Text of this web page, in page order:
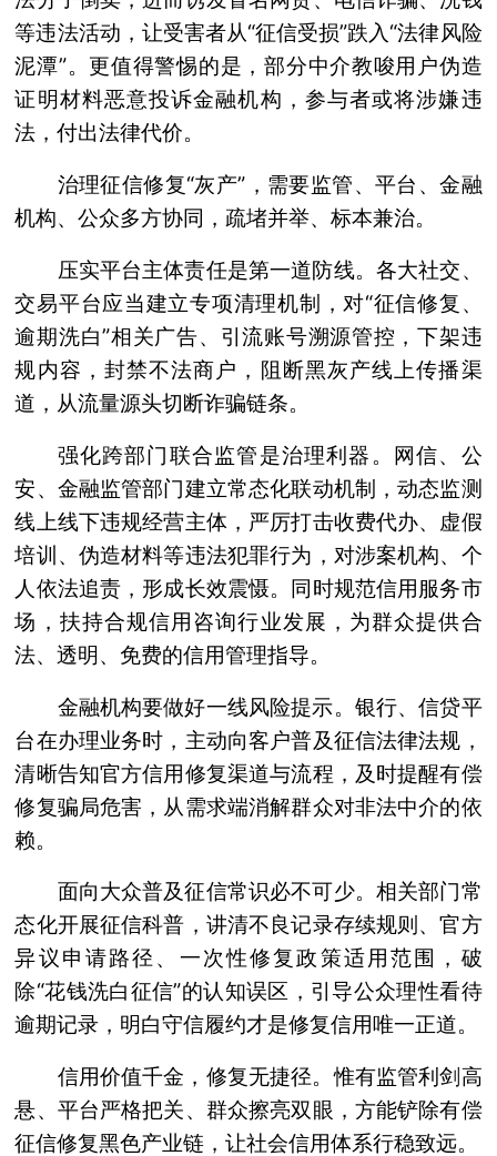
等违法活动，让受害者从“征信受损”跌入“法律风险
泥潭”。更值得警惕的是，部分中介教唆用户伪造
证明材料恶意投诉金融机构，参与者或将涉嫌违
法，付出法律代价。
治理征信修复“灰产”，需要监管、平台、金融
机构、公众多方协同，疏堵并举、标本兼治。
压实平台主体责任是第一道防线。各大社交、
交易平台应当建立专项清理机制，对“征信修复、
逾期洗白”相关广告、引流账号溯源管控，下架违
规内容，封禁不法商户，阻断黑灰产线上传播渠
道，从流量源头切断诈骗链条。
强化跨部门联合监管是治理利器。网信、公
安、金融监管部门建立常态化联动机制，动态监测
线上线下违规经营主体，严厉打击收费代办、虚假
培训、伪造材料等违法犯罪行为，对涉案机构、个
人依法追责，形成长效震慑。同时规范信用服务市
场，扶持合规信用咨询行业发展，为群众提供合
法、透明、免费的信用管理指导。
金融机构要做好一线风险提示。银行、信贷平
台在办理业务时，主动向客户普及征信法律法规，
清晰告知官方信用修复渠道与流程，及时提醒有偿
修复骗局危害，从需求端消解群众对非法中介的依
赖。
面向大众普及征信常识必不可少。相关部门常
态化开展征信科普，讲清不良记录存续规则、官方
异议申请路径、一次性修复政策适用范围，破
除“花钱洗白征信”的认知误区，引导公众理性看待
逾期记录，明白守信履约才是修复信用唯一正道。
信用价值千金，修复无捷径。惟有监管利剑高
悬、平台严格把关、群众擦亮双眼，方能铲除有偿
征信修复黑色产业链，让社会信用体系行稳致远。